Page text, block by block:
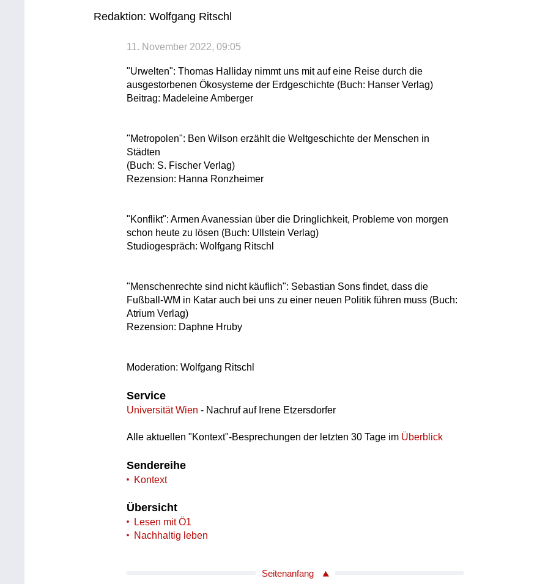
Redaktion: Wolfgang Ritschl
11. November 2022, 09:05
"Urwelten": Thomas Halliday nimmt uns mit auf eine Reise durch die
ausgestorbenen Ökosysteme der Erdgeschichte (Buch: Hanser Verlag)
Beitrag: Madeleine Amberger
"Metropolen": Ben Wilson erzählt die Weltgeschichte der Menschen in
Städten
(Buch: S. Fischer Verlag)
Rezension: Hanna Ronzheimer
"Konflikt": Armen Avanessian über die Dringlichkeit, Probleme von morgen
schon heute zu lösen (Buch: Ullstein Verlag)
Studiogespräch: Wolfgang Ritschl
"Menschenrechte sind nicht käuflich": Sebastian Sons findet, dass die
Fußball-WM in Katar auch bei uns zu einer neuen Politik führen muss (Buch:
Atrium Verlag)
Rezension: Daphne Hruby
Moderation: Wolfgang Ritschl
Service
Universität Wien - Nachruf auf Irene Etzersdorfer
Alle aktuellen "Kontext"-Besprechungen der letzten 30 Tage im Überblick
Sendereihe
Kontext
Übersicht
Lesen mit Ö1
Nachhaltig leben
Seitenanfang